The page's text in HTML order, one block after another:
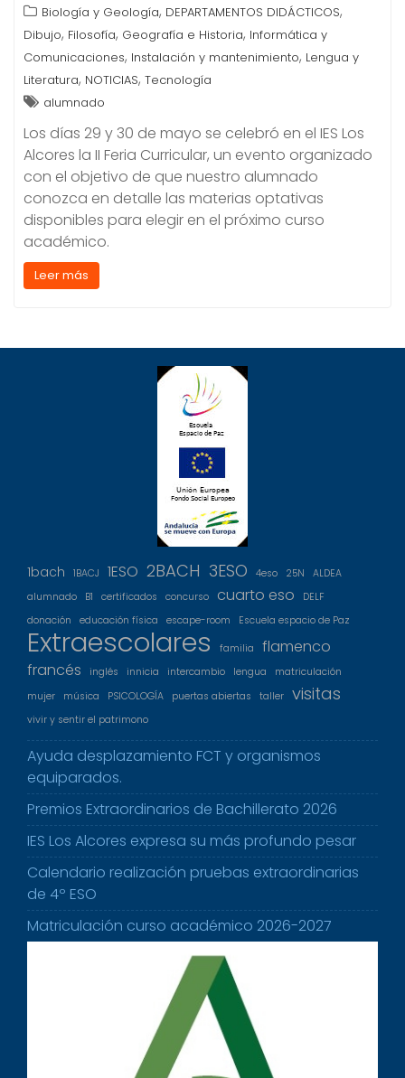
Biología y Geología, DEPARTAMENTOS DIDÁCTICOS,
Dibujo, Filosofía, Geografía e Historia, Informática y
Comunicaciones, Instalación y mantenimiento, Lengua y
Literatura, NOTICIAS, Tecnología
alumnado
Los días 29 y 30 de mayo se celebró en el IES Los
Alcores la II Feria Curricular, un evento organizado
con el objetivo de que nuestro alumnado
conozca en detalle las materias optativas
disponibles para elegir en el próximo curso
académico.
Leer más
1bach 1BACJ 1ESO 2BACH 3ESO 4eso 25N
ALDEA
alumnado
B1 certificados concurso cuarto eso
DELF
donación
educación física escape-room Escuela espacio de Paz
Extraescolares familia
flamenco
francés
inglés innicia intercambio lengua
matriculación
mujer
música PSICOLOGÍA puertas abiertas taller visitas
vivir y sentir el patrimono
Ayuda desplazamiento FCT y organismos
equiparados.
Premios Extraordinarios de Bachillerato 2026
IES Los Alcores expresa su más profundo pesar
Calendario realización pruebas extraordinarias
de 4º ESO
Matriculación curso académico 2026-2027